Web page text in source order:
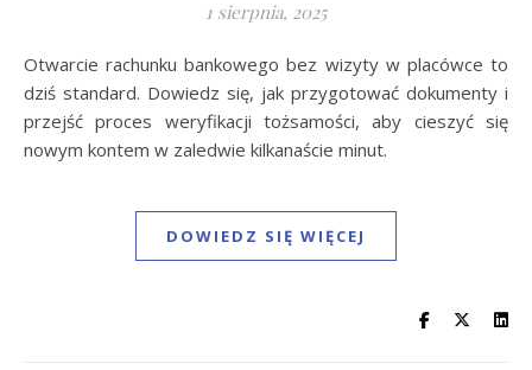
1 sierpnia, 2025
Otwarcie rachunku bankowego bez wizyty w placówce to
dziś standard. Dowiedz się, jak przygotować dokumenty i
przejść proces weryfikacji tożsamości, aby cieszyć się
nowym kontem w zaledwie kilkanaście minut.
DOWIEDZ SIĘ WIĘCEJ